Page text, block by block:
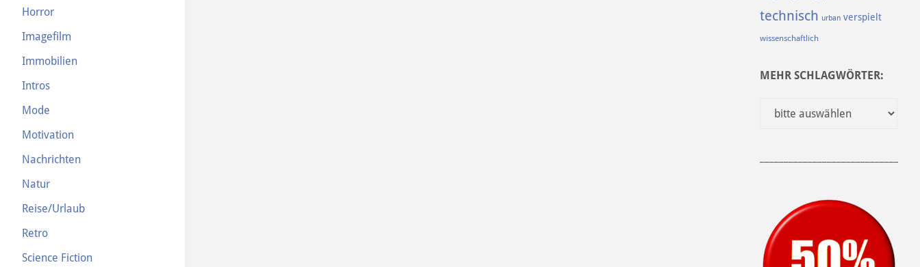
Horror
Imagefilm
Immobilien
Intros
Mode
Motivation
Nachrichten
Natur
Reise/Urlaub
Retro
Science Fiction
technisch urban verspielt
wissenschaftlich
MEHR SCHLAGWÖRTER: